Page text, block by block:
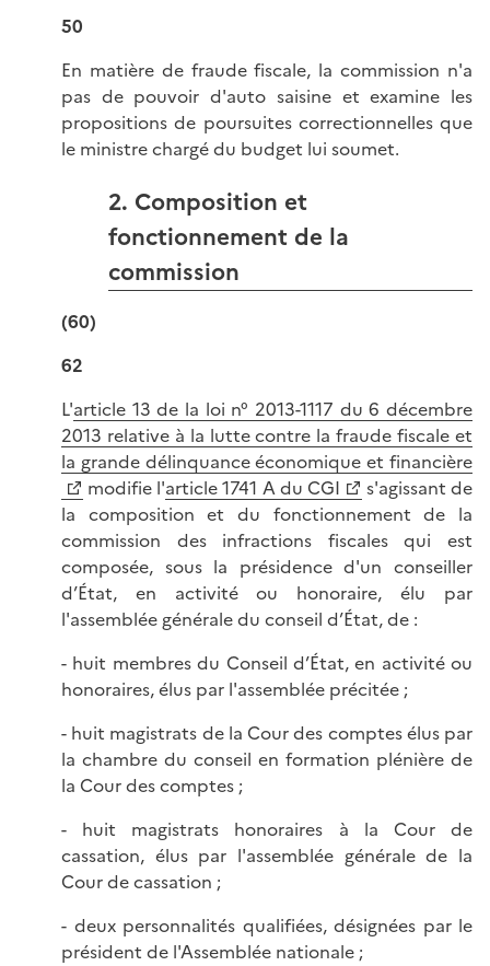
50
En matière de fraude fiscale, la commission n'a
pas de pouvoir d'auto saisine et examine les
propositions de poursuites correctionnelles que
le ministre chargé du budget lui soumet.
2. Composition et
fonctionnement de la
commission
(60)
62
L'article 13 de la loi n° 2013-1117 du 6 décembre
2013 relative à la lutte contre la fraude fiscale et
la grande délinquance économique et financière
modifie l'article 1741 A du CGI
s'agissant de
la composition et du fonctionnement de la
commission des infractions fiscales qui est
composée, sous la présidence d'un conseiller
d’État, en activité ou honoraire, élu par
l'assemblée générale du conseil d’État, de :
- huit membres du Conseil d’État, en activité ou
honoraires, élus par l'assemblée précitée ;
- huit magistrats de la Cour des comptes élus par
la chambre du conseil en formation plénière de
la Cour des comptes ;
- huit magistrats honoraires à la Cour de
cassation, élus par l'assemblée générale de la
Cour de cassation ;
- deux personnalités qualifiées, désignées par le
président de l'Assemblée nationale ;